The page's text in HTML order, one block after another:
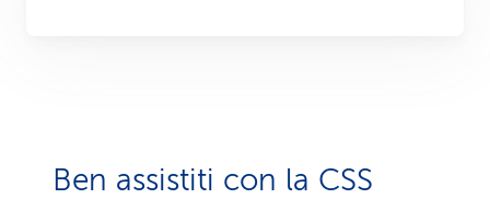
Ben assistiti con la CSS